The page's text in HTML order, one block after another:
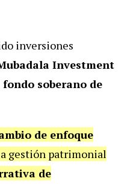
inversiones
Investment
fondo soberano de
de enfoque
gestión patrimonial
de